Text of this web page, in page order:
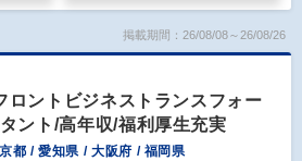
掲載期間：26/08/08～26/08/26
ントビジネストランスフォー
ント/高年収/福利厚生充実
都 / 愛知県 / 大阪府 / 福岡県